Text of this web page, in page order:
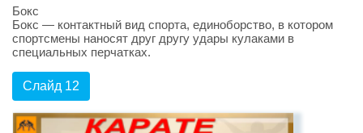
Бокс
Бокс — контактный вид спорта, единоборство, в котором
спортсмены наносят друг другу удары кулаками в
специальных перчатках.
Слайд 12